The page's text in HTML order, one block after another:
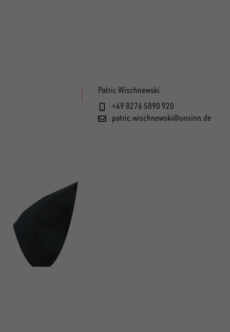
Patric Wischnewski
+49 8276 5890 920
patric.wischnewski@unsinn.de